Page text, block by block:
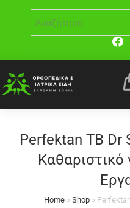
Perfektan TB Dr
Home »Shop »